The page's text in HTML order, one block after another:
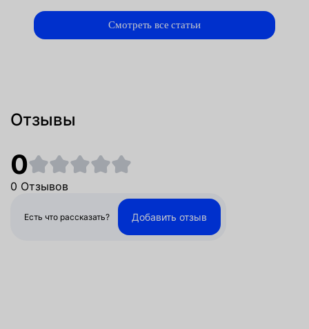
Смотреть все статьи
Отзывы
0
0 Отзывов
Есть что рассказать? Добавить отзыв